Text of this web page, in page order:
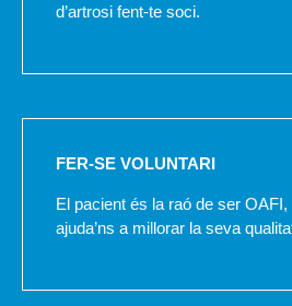
d’artrosi fent-te soci.
FER-SE VOLUNTARI
El pacient és la raó de ser
ajuda’ns a millorar la seva